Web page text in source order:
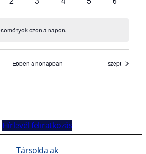
Hírlevél feliratkozás
Társoldalak